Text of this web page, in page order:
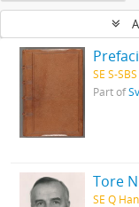
SE S-
Part of
Tore
SE Q